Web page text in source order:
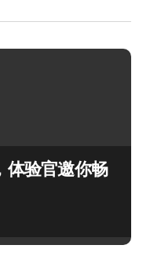
体验官邀你畅